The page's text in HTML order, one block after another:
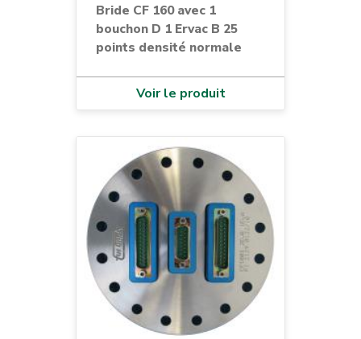
Bride CF 160 avec 1
bouchon D 1 Ervac B 25
points densité normale
Voir le produit